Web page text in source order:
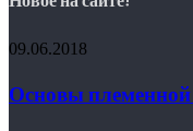
09.06.2018
Основы племенной